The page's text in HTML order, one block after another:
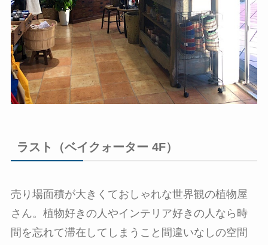
ラスト（ベイクォーター 4F）
売り場面積が大きくておしゃれな世界観の植物屋
さん。植物好きの人やインテリア好きの人なら時
間を忘れて滞在してしまうこと間違いなしの空間